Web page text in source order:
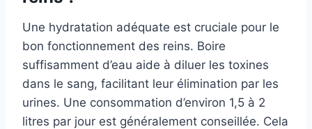
Une hydratation adéquate est cruciale pour le
bon fonctionnement des reins. Boire
suffisamment d’eau aide à diluer les toxines
dans le sang, facilitant leur élimination par les
urines. Une consommation d’environ 1,5 à 2
litres par jour est généralement conseillée. Cela